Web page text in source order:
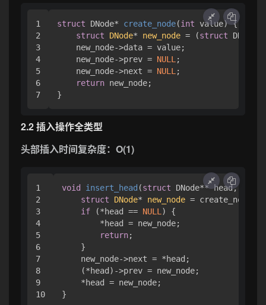
1
2
3
4
5
6
struct DNode* create_node(int value) {
struct
DNode* new_node = (struct DNode*)
    new_node->data = value;
    new_node->prev =
NULL ;
    new_node->next =
NULL ;
return new_node;
2.2 插入操作全类型
头部插入时间复杂度：O(1)
1
2
3
4
5
6
7
8
9
void insert_head (struct DNode** head,
struct
DNode* new_node =
if (*head == NULL ) {
        *head = new_node;
return;
    }
    new_node->next = *head;
    (*head)->prev = new_node;
    *head = new_node;